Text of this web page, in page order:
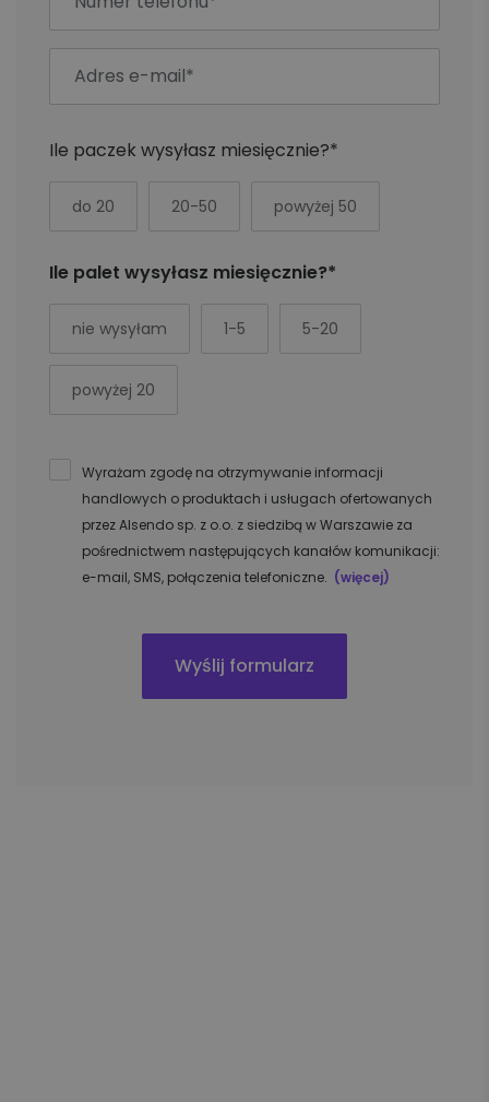
Ile paczek wysyłasz miesięcznie?*
do 20 20-50 powyżej 50
Ile palet wysyłasz miesięcznie?*
nie wysyłam 1-5 5-20
powyżej 20
Wyrażam zgodę na otrzymywanie informacji
handlowych o produktach i usługach ofertowanych
przez Alsendo sp. z o.o. z siedzibą w Warszawie za
pośrednictwem następujących kanałów komunikacji:
e-mail, SMS, połączenia telefoniczne. (więcej)